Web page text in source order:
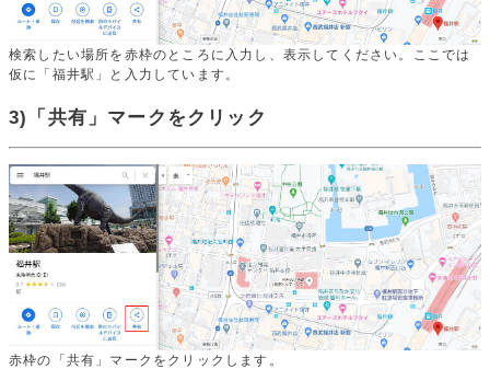
検索したい場所を赤枠のところに入力し、表示してください。ここでは
仮に「福井駅」と入力しています。
3)「共有」マークをクリック
赤枠の「共有」マークをクリックします。